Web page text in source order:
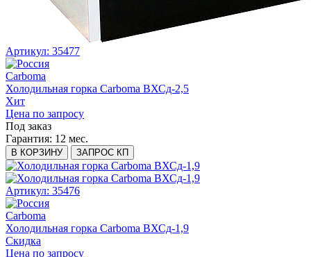
Артикул: 35477
Carboma
Холодильная горка Carboma ВХСд-2,5
Хит
Цена по запросу
Под заказ
Гарантия: 12 мес.
В КОРЗИНУ ЗАПРОС КП
Артикул: 35476
Carboma
Холодильная горка Carboma ВХСд-1,9
Скидка
Цена по запросу